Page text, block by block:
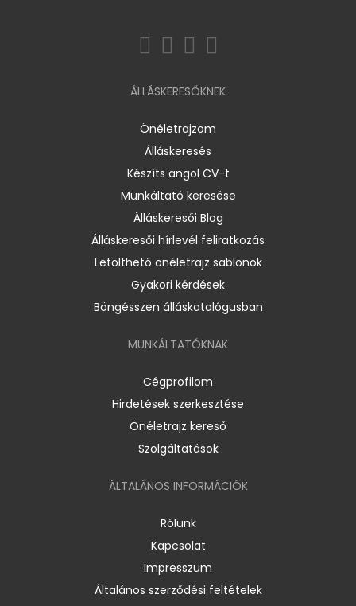
ÁLLÁSKERESŐKNEK
Önéletrajzom
Álláskeresés
Készíts angol CV-t
Munkáltató keresése
Álláskeresői Blog
Álláskeresői hírlevél feliratkozás
Letölthető önéletrajz sablonok
Gyakori kérdések
Böngésszen álláskatalógusban
MUNKÁLTATÓKNAK
Cégprofilom
Hirdetések szerkesztése
Önéletrajz kereső
Szolgáltatások
ÁLTALÁNOS INFORMÁCIÓK
Rólunk
Kapcsolat
Impresszum
Általános szerződési feltételek